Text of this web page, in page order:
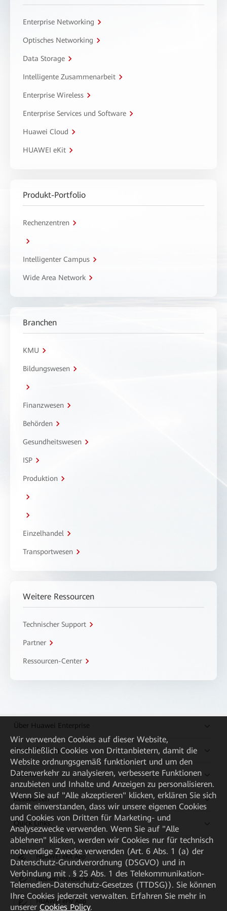
Enterprise Networking
Optisches Networking
Data Storage
Intelligente Zusammenarbeit
Enterprise Wireless
Enterprise Services und Software
Huawei Cloud
HUAWEI eKit
Produkt-Portfolio
Rechenzentren
Intelligenter Campus
Wide Area Network
Branchen
KMU
Bildungswesen
Finanzwesen
Behörden
Gesundheitswesen
ISP
Produktion
Einzelhandel
Transportwesen
Weitere Ressourcen
Technischer Support
Partner
Ressourcen-Center
Über Huawei Enterprise
Kaufanleitung
Partner
Ressourcen
Quick Links
HUAWEI eKit App
Huawei HiKnow App
HUAWEI eFly App
Wir verwenden Cookies auf dieser Website,
einschließlich Cookies von Drittanbietern, damit die
Website ordnungsgemäß funktioniert und um den
Datenverkehr zu analysieren, verbesserte Funktionen
anzubieten und Inhalte und Anzeigen zu personalisieren.
Wenn Sie auf "Alle akzeptieren" klicken, erklären Sie sich
damit einverstanden, dass wir unsere eigenen Cookies
und Cookies von Dritten für Marketing- und
Analysezwecke verwenden. Wenn Sie auf "Alle
ablehnen" klicken, werden wir Cookies nur für technisch
notwendige Zwecke verwenden (Art. 6 Abs. 1 (a) der
Datenschutz-Grundverordnung (DSGVO) und in
Verbindung mit . § 25 Abs. 1 des Telekommunikation-
Telemedien-Datenschutz-Gesetzes (TTDSG)). Sie können
Ihre Cookies jederzeit verwalten. Erfahren Sie mehr in
unserer Cookies Policy.